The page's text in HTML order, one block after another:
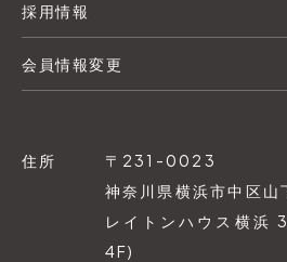
採用情報
会員情報変更
住所
〒231-0023
神奈川県横浜市中区
レイトンハウス横浜
4F)